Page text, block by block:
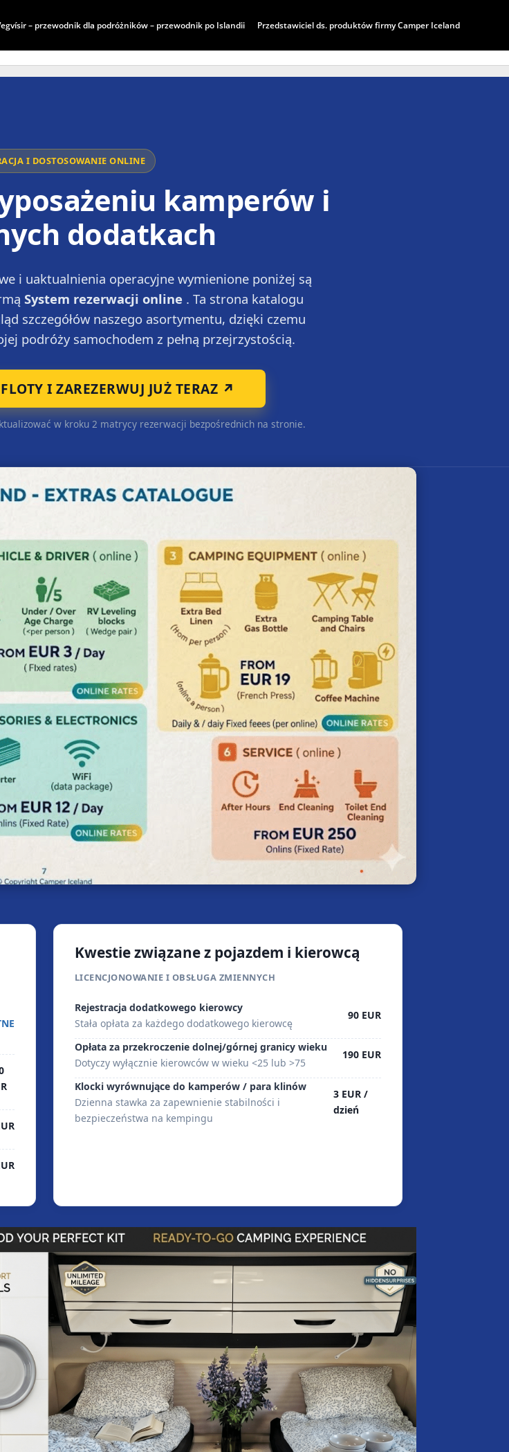
– przewodnik dla podróżników – przewodnik po Islandii
Przedstawiciel ds. produktów firmy Camper Iceland
I DOSTOSOWANIE ONLINE
kamperów i
dodatkach
i uaktualnienia operacyjne wymienione poniżej są
System rezerwacji online . Ta strona katalogu
szczegółów naszego asortymentu, dzięki czemu
podróży samochodem z pełną przejrzystością.
I ZAREZERWUJ JUŻ TERAZ ↗
w kroku 2 matrycy rezerwacji bezpośrednich na stronie.
Kwestie związane z pojazdem i kierowcą
LICENCJONOWANIE I OBSŁUGA ZMIENNYCH
Rejestracja dodatkowego kierowcy
Stała opłata za każdego dodatkowego kierowcę
90 EUR
Opłata za przekroczenie dolnej/górnej granicy wieku
Dotyczy wyłącznie kierowców w wieku <25 lub >75
190 EUR
Klocki wyrównujące do kamperów / para klinów
Dzienna stawka za zapewnienie stabilności i
bezpieczeństwa na kempingu
3 EUR /
dzień